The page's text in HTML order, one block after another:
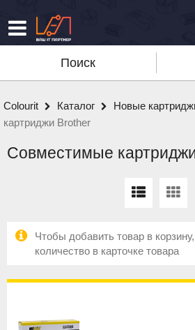
Поиск
Colourit Каталог Новые
картриджи Brother
Совместимые
Чтобы добавить товар в
количество в карточке товара